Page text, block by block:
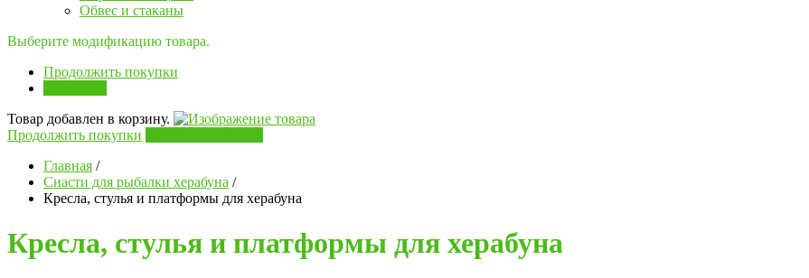
Обвес и стаканы
Выберите модификацию товара.
Продолжить покупки
Товар добавлен в корзину.
Продолжить покупки
Главная /
Снасти для рыбалки херабуна /
Кресла, стулья и платформы для херабуна
Кресла, стулья и платформы для херабуна